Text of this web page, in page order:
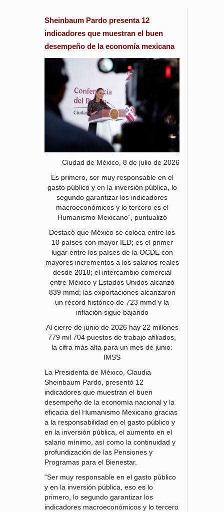
Sheinbaum Pardo presenta 12
indicadores que muestran el buen
desempeño de la economía mexicana
Ciudad de México, 8 de julio de 2026
Es primero, ser muy responsable en el
gasto público y en la inversión pública, lo
segundo garantizar los indicadores
macroeconómicos y lo tercero es el
Humanismo Mexicano”, puntualizó
Destacó que México se coloca entre los
10 países con mayor IED; es el primer
lugar entre los países de la OCDE con
mayores incrementos a los salarios reales
desde 2018; el intercambio comercial
entre México y Estados Unidos alcanzó
839 mmd; las exportaciones alcanzaron
un récord histórico de 723 mmd y la
inflación sigue bajando
Al cierre de junio de 2026 hay 22 millones
779 mil 704 puestos de trabajo afiliados,
la cifra más alta para un mes de junio:
IMSS
La Presidenta de México, Claudia
Sheinbaum Pardo, presentó 12
indicadores que muestran el buen
desempeño de la economía nacional y la
eficacia del Humanismo Mexicano gracias
a la responsabilidad en el gasto público y
en la inversión pública, el aumento en el
salario mínimo, así como la continuidad y
profundización de las Pensiones y
Programas para el Bienestar.
“Ser muy responsable en el gasto público
y en la inversión pública, eso es lo
primero, lo segundo garantizar los
indicadores macroeconómicos y lo tercero